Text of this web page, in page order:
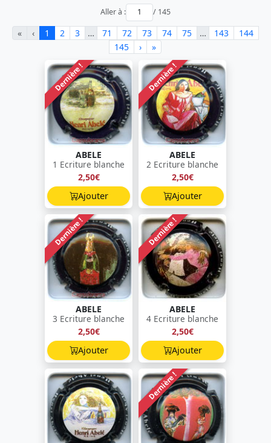
Aller à : / 145
« ‹ 1 2 3 … 71 72 73 74 75 … 143
144
145
› »
Dernière !
ABELE
1 Ecriture blanche
2,50€
Ajouter
Dernière !
ABELE
2 Ecriture blanche
2,50€
Ajouter
Dernière !
ABELE
3 Ecriture blanche
2,50€
Ajouter
Dernière !
ABELE
4 Ecriture blanche
2,50€
Ajouter
Dernière !